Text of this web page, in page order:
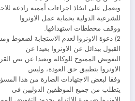
ويعمل على اتخاذ اجراءات أممية رادعة
للشرعية الدولية بحماية عمل الاونروا
ووقف مخططات استهدافها.
2) دعوة الاونروا لعدم الاستجابة لضغوط
القبول ببدائل عن الاونروا بعيدا عن
الاونروا بتطبيق حق العودة، وليس
وفقا لبعض الاجتهادات الضارة من هذا
يتطلب من جميع الموظفين الدوليين في